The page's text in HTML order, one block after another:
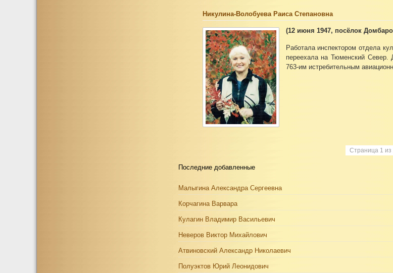
Никулина-Волобуева Раиса Степановна
(12 июня 1947, посёлок
Работала инспектором отдела
переехала на Тюменский
763-им истребительным
Страница 1 из
Последние добавленные
Малыгина Александра Сергеевна
Корчагина Варвара
Кулагин Владимир Васильевич
Неверов Виктор Михайлович
Атвиновский Александр Николаевич
Полуэктов Юрий Леонидович